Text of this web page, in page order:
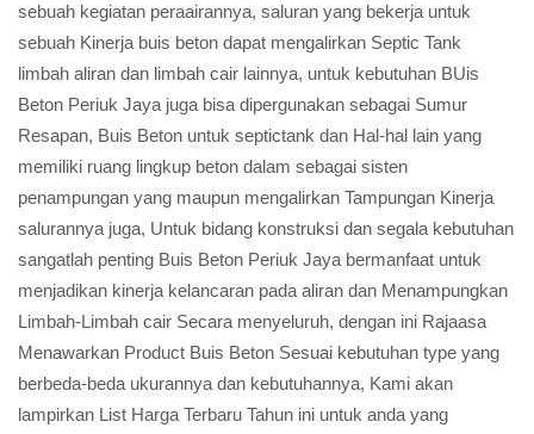
sebuah kegiatan peraairannya, saluran yang bekerja untuk
sebuah Kinerja buis beton dapat mengalirkan Septic Tank
limbah aliran dan limbah cair lainnya, untuk kebutuhan BUis
Beton Periuk Jaya juga bisa dipergunakan sebagai Sumur
Resapan, Buis Beton untuk septictank dan Hal-hal lain yang
memiliki ruang lingkup beton dalam sebagai sisten
penampungan yang maupun mengalirkan Tampungan Kinerja
salurannya juga, Untuk bidang konstruksi dan segala kebutuhan
sangatlah penting Buis Beton Periuk Jaya bermanfaat untuk
menjadikan kinerja kelancaran pada aliran dan Menampungkan
Limbah-Limbah cair Secara menyeluruh, dengan ini Rajaasa
Menawarkan Product Buis Beton Sesuai kebutuhan type yang
berbeda-beda ukurannya dan kebutuhannya, Kami akan
lampirkan List Harga Terbaru Tahun ini untuk anda yang